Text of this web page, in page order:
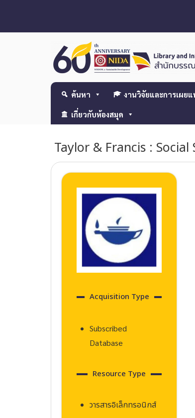
ค้นหา งานวิจัยและการเผย
เกี่ยวกับห้องสมุด
Taylor & Francis :
Acquisition Type
Subscribed
Database
Resource Type
วารสารอิเล็กทรอนิกส์